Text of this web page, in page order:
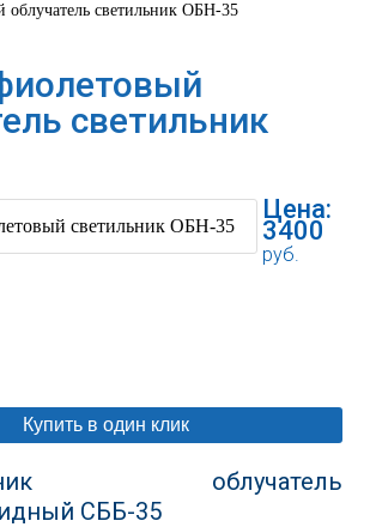
облучатель светильник ОБН-35
светильник
Цена:
3400
руб.
Купить в один клик
облучатель
СББ-35